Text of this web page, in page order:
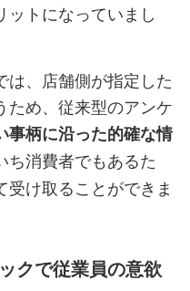
ットになっていまし
は、店舗側が指定した
ため、従来型のアンケ
事柄に沿った的確な情
ち消費者でもあるた
け取ることができま
クで従業員の意欲